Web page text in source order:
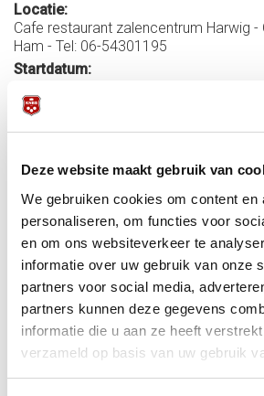
Deze website maakt gebruik van
We gebruiken cookies om content en
personaliseren, om functies voor
en om ons websiteverkeer te
informatie over uw gebruik van onze
partners voor social media,
partners kunnen deze gegevens
informatie die u aan ze heeft
verzameld op basis van uw gebruik
Locatie:
Cafe restaurant zalencentrum Harwig -
Ham - Tel: 06-54301195
Startdatum:
Einddatum:
26 november 2023 - 17:00
Meer informatie:
UITSLAGEN
Publicatie
Met ingang van 2023/2024 wordt
Wedstrijdreglement PK (WRPK) 2023/
Contactpersoon Bondsbureau: Ad
a.klijn@knbb.nl